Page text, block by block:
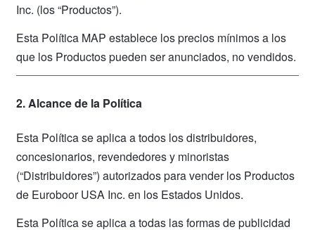
Inc. (los “Productos”).
Esta Política MAP establece los precios mínimos a los
que los Productos pueden ser anunciados, no vendidos.
2. Alcance de la Política
Esta Política se aplica a todos los distribuidores,
concesionarios, revendedores y minoristas
(“Distribuidores”) autorizados para vender los Productos
de Euroboor USA Inc. en los Estados Unidos.
Esta Política se aplica a todas las formas de publicidad